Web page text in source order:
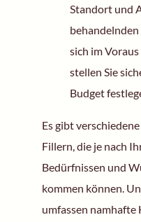
Standort und
behandelnden
sich im
stellen Sie
Budget
Es gibt
Fillern, die je nach
Bedürfnissen und
kommen können.
umfassen